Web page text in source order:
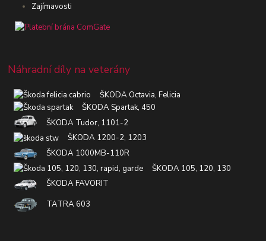
Zajímavosti
Náhradní díly na veterány
ŠKODA Octavia, Felicia
ŠKODA Spartak, 450
ŠKODA Tudor, 1101-2
ŠKODA 1200-2, 1203
ŠKODA 1000MB-110R
ŠKODA 105, 120, 130
ŠKODA FAVORIT
TATRA 603